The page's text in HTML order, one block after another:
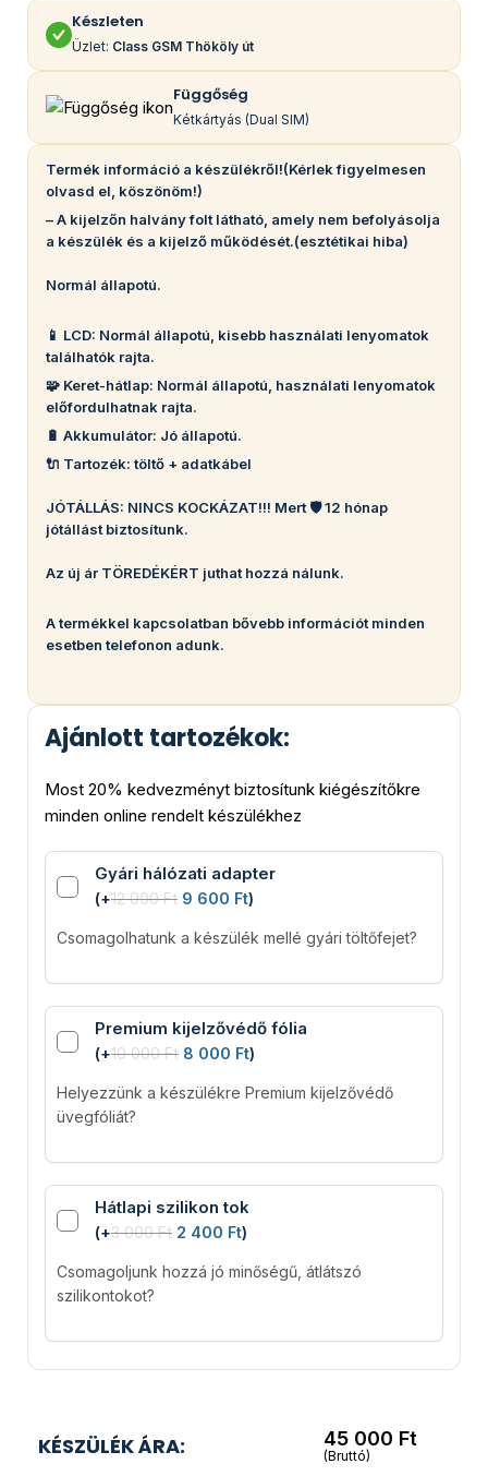
Készleten
Üzlet: Class GSM Thököly út
Függőség
Kétkártyás (Dual SIM)
Termék információ a készülékről!(Kérlek figyelmesen
olvasd el, köszönöm!)
– A kijelzőn halvány folt látható, amely nem befolyásolja
a készülék és a kijelző működését.(esztétikai hiba)
Normál állapotú.
📱 LCD: Normál állapotú, kisebb használati lenyomatok
találhatók rajta.
🧩 Keret-hátlap: Normál állapotú, használati lenyomatok
előfordulhatnak rajta.
🔋 Akkumulátor: Jó állapotú.
🔌 Tartozék: töltő + adatkábel
JÓTÁLLÁS: NINCS KOCKÁZAT!!! Mert 🛡️ 12 hónap
jótállást biztosítunk.
Az új ár TÖREDÉKÉRT juthat hozzá nálunk.
A termékkel kapcsolatban bővebb információt minden
esetben telefonon adunk.
Ajánlott tartozékok:
Most 20% kedvezményt biztosítunk kiégészítőkre
minden online rendelt készülékhez
Gyári hálózati adapter
(+12 000Ft 9 600 Ft)
Csomagolhatunk a készülék mellé gyári töltőfejet?
Premium kijelzővédő fólia
(+10 000Ft 8 000 Ft)
Helyezzünk a készülékre Premium kijelzővédő
üvegfóliát?
Hátlapi szilikon tok
(+3 000Ft 2 400 Ft)
Csomagoljunk hozzá jó minőségű, átlátszó
szilikontokot?
KÉSZÜLÉK ÁRA: 45 000 Ft
(Bruttó)